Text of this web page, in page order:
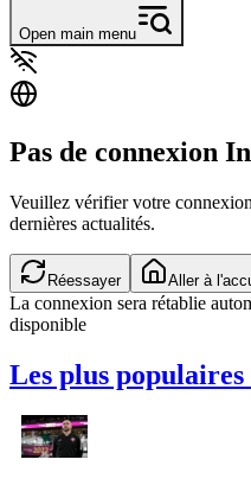
Open main menu
Pas de connexion
Veuillez vérifier votre
dernières actualités.
Réessayer Aller à
La connexion sera rétablie
disponible
Les plus populaires